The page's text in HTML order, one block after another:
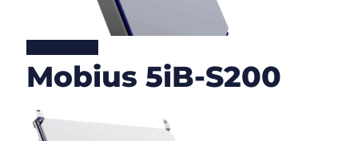
Mobius 5iB-S200